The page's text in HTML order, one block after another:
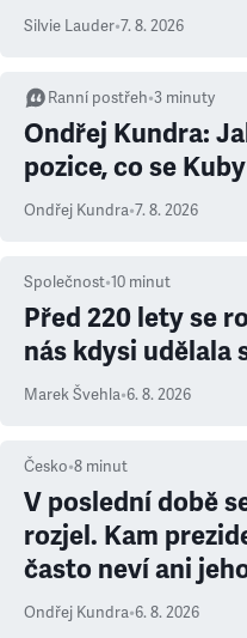
Silvie Lauder•7. 8. 2026
Ranní postřeh•3 minuty
Ondřej Kundra:
pozice, co se
Ondřej Kundra•7. 8. 2026
Společnost•10 minut
Před 220 lety se
nás kdysi udělala
Marek Švehla•6. 8. 2026
Česko•8 minut
V poslední době
rozjel. Kam
často neví ani
Ondřej Kundra•6. 8. 2026